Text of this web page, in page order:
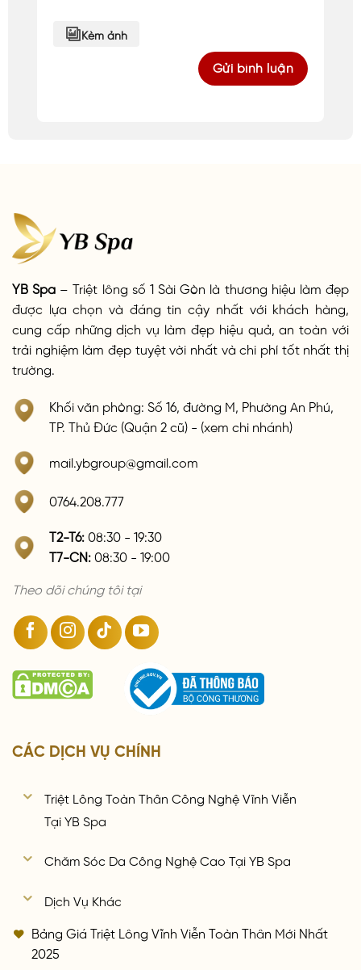
Kèm ảnh
YB Spa – Triệt lông số 1 Sài Gòn là thương hiệu làm đẹp
được lựa chọn và đáng tin cậy nhất với khách hàng,
cung cấp những dịch vụ làm đẹp hiệu quả, an toàn với
trải nghiệm làm đẹp tuyệt vời nhất và chi phí tốt nhất thị
trường.
Khối văn phòng: Số 16, đường M, Phường An Phú,
TP. Thủ Đức (Quận 2 cũ) - (xem chi nhánh)
mail.ybgroup@gmail.com
0764.208.777
T2-T6: 08:30 - 19:30
T7-CN: 08:30 - 19:00
Theo dõi chúng tôi tại
CÁC DỊCH VỤ CHÍNH
Triệt Lông Toàn Thân Công Nghệ Vĩnh Viễn
Tại YB Spa
Chăm Sóc Da Công Nghệ Cao Tại YB Spa
Dịch Vụ Khác
Bảng Giá Triệt Lông Vĩnh Viễn Toàn Thân Mới Nhất
2025